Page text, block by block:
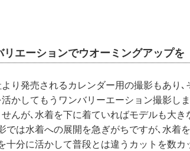
エーションでウオーミングアップを
り発売されるカレンダー用の撮影もあり
かしてもうワンバリーエーション撮影し
んが､水着を下に着ていればモデルも大き
では水着への展開を急ぎがちですが､水着
十分に活かして普段とは違うカットを数